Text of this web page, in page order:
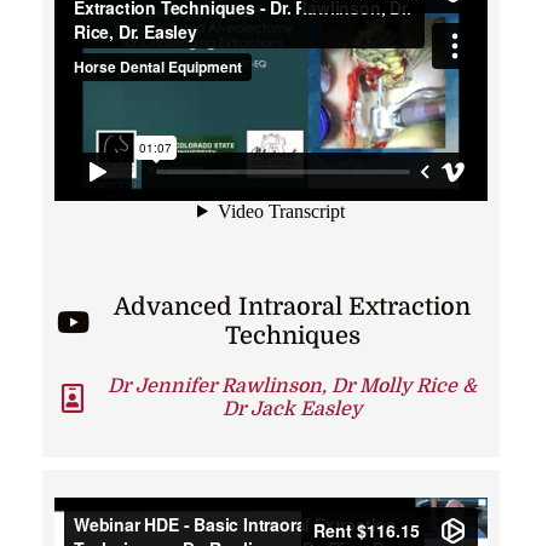
Advanced Intraoral Extraction
Techniques
Dr Jennifer Rawlinson, Dr Molly Rice &
Dr Jack Easley